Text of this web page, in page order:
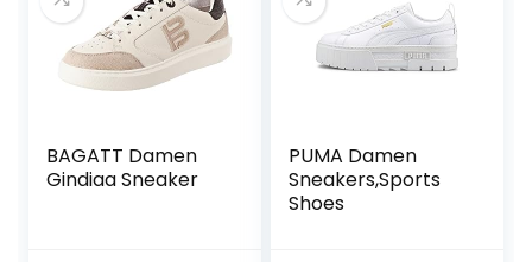
BAGATT Damen
Gindiaa Sneaker
PUMA Damen
Sneakers,Sports
Shoes